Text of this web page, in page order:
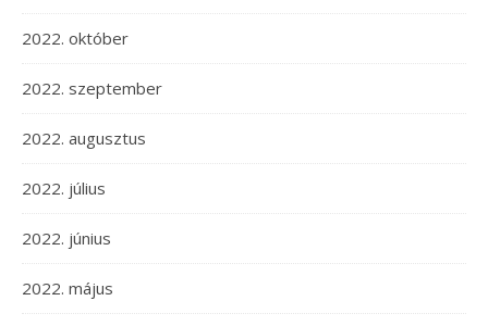
2022. október
2022. szeptember
2022. augusztus
2022. július
2022. június
2022. május